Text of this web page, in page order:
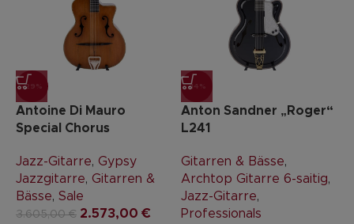
-29%
Antoine Di Mauro
Special Chorus
Jazz-Gitarre, Gypsy
Jazzgitarre, Gitarren &
Bässe, Sale
3.605,00€ 2.573,00 €
-14%
Anton Sandner „Roger“
L241
Gitarren & Bässe,
Archtop Gitarre 6-saitig,
Jazz-Gitarre,
Professionals